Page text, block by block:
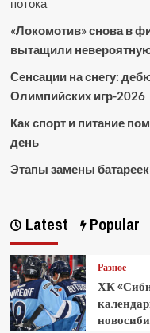
потока
«Локомотив» снова в
вытащили
Сенсации на снегу:
Олимпийских игр-2026
Как спорт и питание
день
Этапы замены батареек
Latest Popular
Разное
ХК